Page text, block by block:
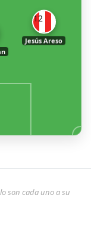
12
Jesús Areso
son cada uno a su